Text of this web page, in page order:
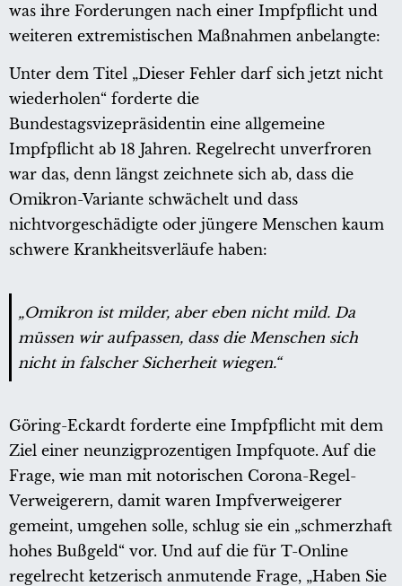
was ihre Forderungen nach einer Impfpflicht und
weiteren extremistischen Maßnahmen anbelangte:
Unter dem Titel „Dieser Fehler darf sich jetzt nicht
wiederholen“ forderte die
Bundestagsvizepräsidentin eine allgemeine
Impfpflicht ab 18 Jahren. Regelrecht unverfroren
war das, denn längst zeichnete sich ab, dass die
Omikron-Variante schwächelt und dass
nichtvorgeschädigte oder jüngere Menschen kaum
schwere Krankheitsverläufe haben:
„Omikron ist milder, aber eben nicht mild. Da
müssen wir aufpassen, dass die Menschen sich
nicht in falscher Sicherheit wiegen.“
Göring-Eckardt forderte eine Impfpflicht mit dem
Ziel einer neunzigprozentigen Impfquote. Auf die
Frage, wie man mit notorischen Corona-Regel-
Verweigerern, damit waren Impfverweigerer
gemeint, umgehen solle, schlug sie ein „schmerzhaft
hohes Bußgeld“ vor. Und auf die für T-Online
regelrecht ketzerisch anmutende Frage, „Haben Sie